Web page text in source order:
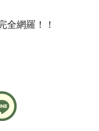
全網羅！！